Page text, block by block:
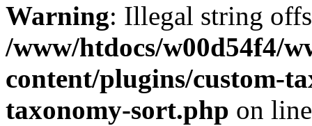
Warning: Illegal string
/www/htdocs/w00d54f4/
content/plugins/custom-
taxonomy-sort.php on